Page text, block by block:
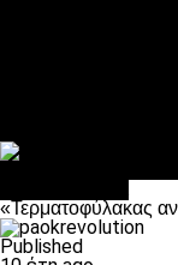
«Τερματοφύλακας
Published